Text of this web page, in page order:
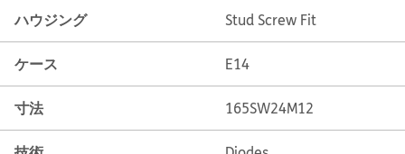
ハウジング Stud Screw Fit
ケース E14
寸法 165SW24M12